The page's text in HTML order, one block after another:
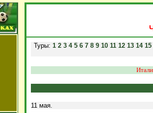
Туры: 1 2 3 4 5 6 7 8 9 10 11 12 13 14 15
11 мая.